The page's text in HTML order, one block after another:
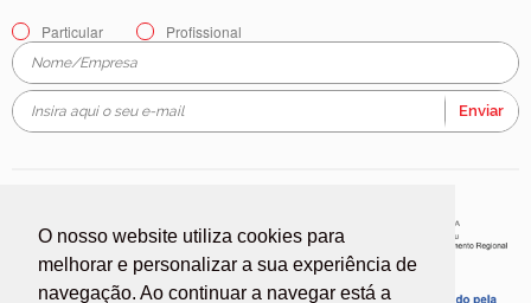
O nosso website utiliza cookies para
melhorar e personalizar a sua experiência de
navegação. Ao continuar a navegar está a
Particular Profissional
Enviar